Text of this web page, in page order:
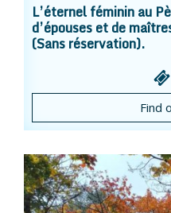
L’éternel féminin au
d’épouses et de
(Sans réservation).
Find